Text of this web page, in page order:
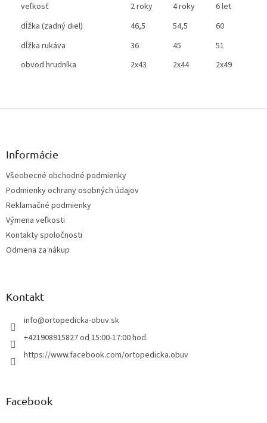
veľkosť 2 roky 4 roky
6 let
dĺžka (zadný diel)
46,5 54,5
60
dĺžka rukáva
36 45
51
obvod hrudníka
2x43 2x44 2x49
Informácie
Všeobecné obchodné podmienky
Podmienky ochrany osobných údajov
Reklamačné podmienky
Výmena veľkosti
Kontakty spoločnosti
Odmena za nákup
Kontakt
info@ortopedicka-obuv.sk
+421908915827 od 15:00-17:00 hod.
https://www.facebook.com/ortopedicka.obuv
Facebook